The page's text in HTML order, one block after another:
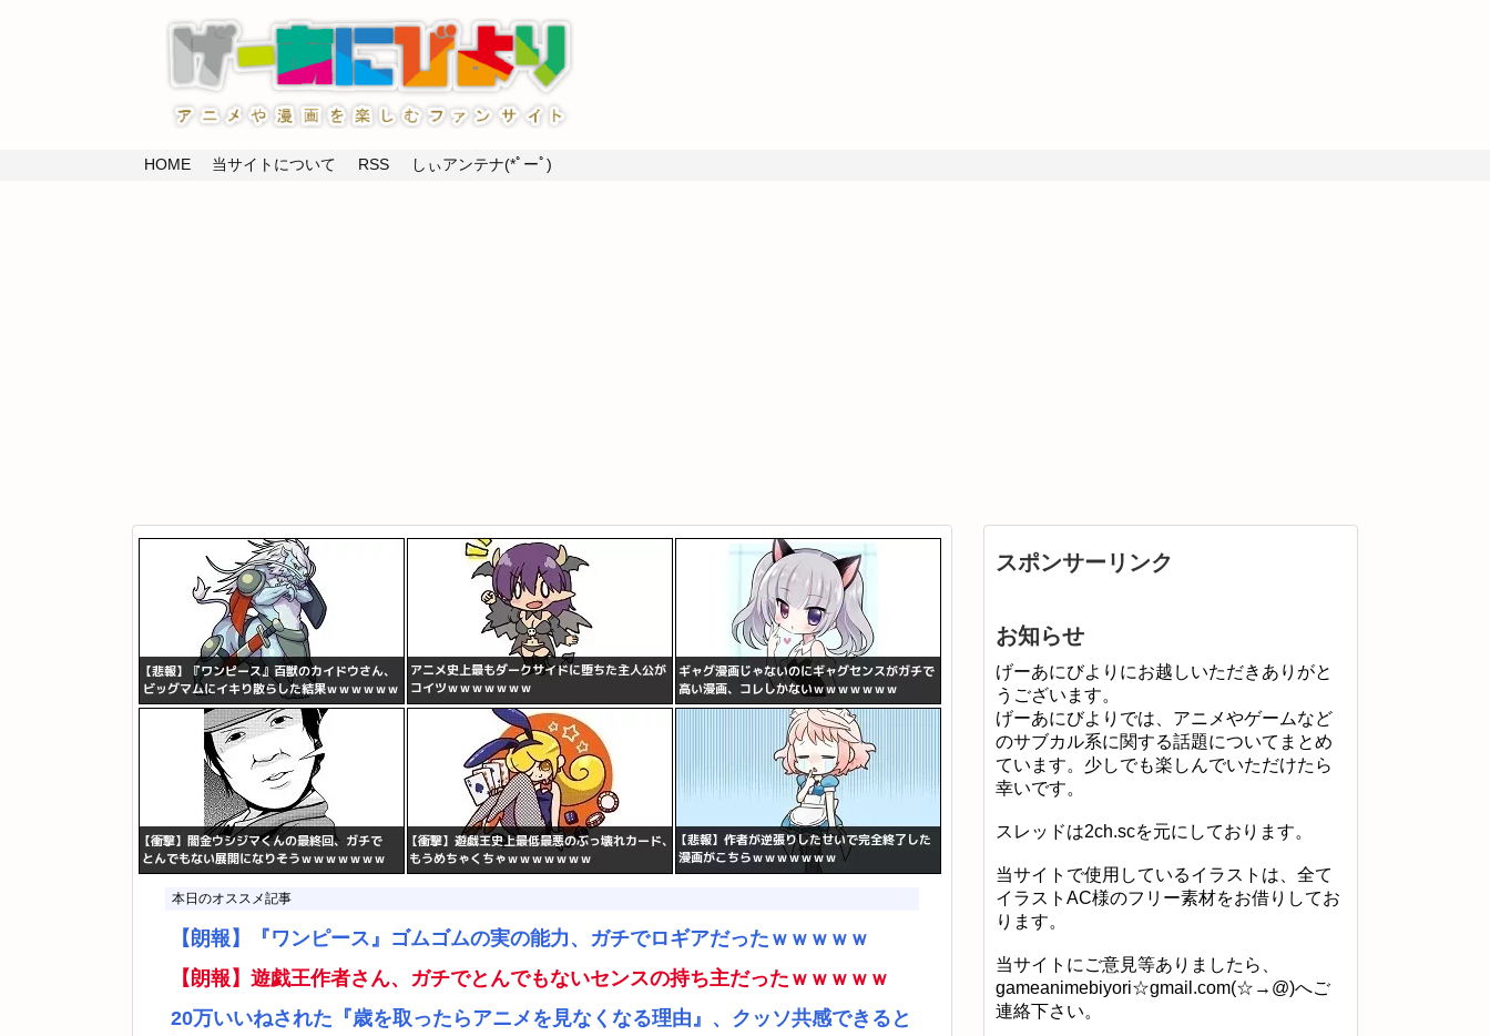
HOME 当サイトについて RSS しぃアンテナ(*ﾟーﾟ)
本日のオススメ記事
【朗報】『ワンピース』ゴムゴムの実の能力、ガチでロギアだったｗｗｗｗｗ
【朗報】遊戯王作者さん、ガチでとんでもないセンスの持ち主だったｗｗｗｗｗ
20万いいねされた『歳を取ったらアニメを見なくなる理由』、クッソ共感できると
スポンサーリンク
お知らせ
げーあにびよりにお越しいただきありがと
うございます。
げーあにびよりでは、アニメやゲームなど
のサブカル系に関する話題についてまとめ
ています。少しでも楽しんでいただけたら
幸いです。
スレッドは2ch.scを元にしております。
当サイトで使用しているイラストは、全て
イラストAC様のフリー素材をお借りしてお
ります。
当サイトにご意見等ありましたら、
gameanimebiyori☆gmail.com(☆→@)へご
連絡下さい。